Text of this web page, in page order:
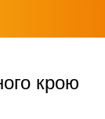
крою